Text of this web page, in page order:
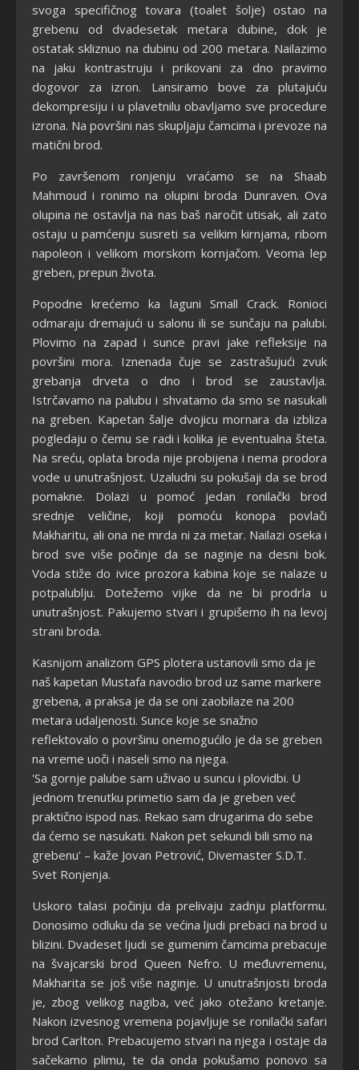
svoga specifičnog tovara (toalet šolje) ostao na
grebenu od dvadesetak metara dubine, dok je
ostatak skliznuo na dubinu od 200 metara. Nailazimo
na jaku kontrastruju i prikovani za dno pravimo
dogovor za izron. Lansiramo bove za plutajuću
dekompresiju i u plavetnilu obavljamo sve procedure
izrona. Na površini nas skupljaju čamcima i prevoze na
matični brod.
Po završenom ronjenju vraćamo se na Shaab
Mahmoud i ronimo na olupini broda Dunraven. Ova
olupina ne ostavlja na nas baš naročit utisak, ali zato
ostaju u pamćenju susreti sa velikim kirnjama, ribom
napoleon i velikom morskom kornjačom. Veoma lep
greben, prepun života.
Popodne krećemo ka laguni Small Crack. Ronioci
odmaraju dremajući u salonu ili se sunčaju na palubi.
Plovimo na zapad i sunce pravi jake refleksije na
površini mora. Iznenada čuje se zastrašujući zvuk
grebanja drveta o dno i brod se zaustavlja.
Istrčavamo na palubu i shvatamo da smo se nasukali
na greben. Kapetan šalje dvojicu mornara da izbliza
pogledaju o čemu se radi i kolika je eventualna šteta.
Na sreću, oplata broda nije probijena i nema prodora
vode u unutrašnjost. Uzaludni su pokušaji da se brod
pomakne. Dolazi u pomoć jedan ronilački brod
srednje veličine, koji pomoću konopa povlači
Makharitu, ali ona ne mrda ni za metar. Nailazi oseka i
brod sve više počinje da se naginje na desni bok.
Voda stiže do ivice prozora kabina koje se nalaze u
potpalublju. Dotežemo vijke da ne bi prodrla u
unutrašnjost. Pakujemo stvari i grupišemo ih na levoj
strani broda.
Kasnijom analizom GPS plotera ustanovili smo da je
naš kapetan Mustafa navodio brod uz same markere
grebena, a praksa je da se oni zaobilaze na 200
metara udaljenosti. Sunce koje se snažno
reflektovalo o površinu onemogućilo je da se greben
na vreme uoči i naseli smo na njega.
'Sa gornje palube sam uživao u suncu i plovidbi. U
jednom trenutku primetio sam da je greben već
praktično ispod nas. Rekao sam drugarima do sebe
da ćemo se nasukati. Nakon pet sekundi bili smo na
grebenu' – kaže Jovan Petrović, Divemaster S.D.T.
Svet Ronjenja.
Uskoro talasi počinju da prelivaju zadnju platformu.
Donosimo odluku da se većina ljudi prebaci na brod u
blizini. Dvadeset ljudi se gumenim čamcima prebacuje
na švajcarski brod Queen Nefro. U međuvremenu,
Makharita se još više naginje. U unutrašnjosti broda
je, zbog velikog nagiba, već jako otežano kretanje.
Nakon izvesnog vremena pojavljuje se ronilački safari
brod Carlton. Prebacujemo stvari na njega i ostaje da
sačekamo plimu, te da onda pokušamo ponovo sa